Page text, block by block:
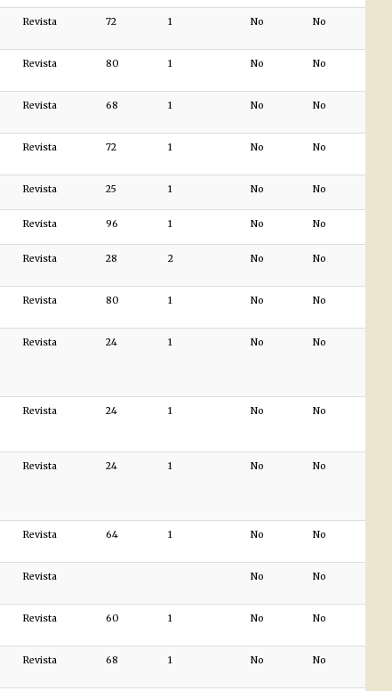
Revista 72 1 No No
Revista 80 1 No No
Revista 68 1 No No
Revista 72 1 No No
Revista 25 1 No No
Revista 96 1 No No
Revista 28 2 No No
Revista 80 1 No No
Revista 24 1 No No
Revista 24 1 No No
Revista 24 1 No No
Revista 64 1 No No
Revista No No
Revista 60 1 No No
Revista 68 1 No No